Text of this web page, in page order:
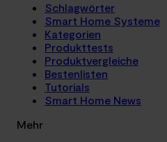
Schlagwörter
Smart Home Systeme
Kategorien
Produkttests
Produktvergleiche
Bestenlisten
Tutorials
Smart Home News
Mehr